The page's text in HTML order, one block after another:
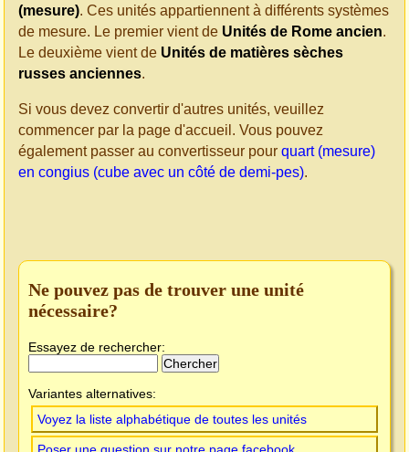
(mesure). Ces unités appartiennent à différents systèmes
de mesure. Le premier vient de Unités de Rome ancien.
Le deuxième vient de Unités de matières sèches
russes anciennes.
Si vous devez convertir d'autres unités, veuillez
commencer par la page d'accueil. Vous pouvez
également passer au convertisseur pour quart (mesure)
en congius (cube avec un côté de demi-pes).
Ne pouvez pas de trouver une unité
nécessaire?
Essayez de rechercher:
Variantes alternatives:
Voyez la liste alphabétique de toutes les unités
Poser une question sur notre page facebook